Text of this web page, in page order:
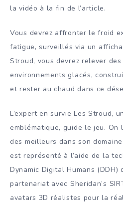
la vidéo à la fin de l’article.
Vous devrez affronter le froid
fatigue, surveillés via un
Stroud, vous devrez relever
environnements glacés,
et rester au chaud dans ce
L’expert en survie Les Stroud,
emblématique, guide le jeu. On
des meilleurs dans son
est représenté à l’aide de la
Dynamic Digital Humans (DDH)
partenariat avec Sheridan’s
avatars 3D réalistes pour la